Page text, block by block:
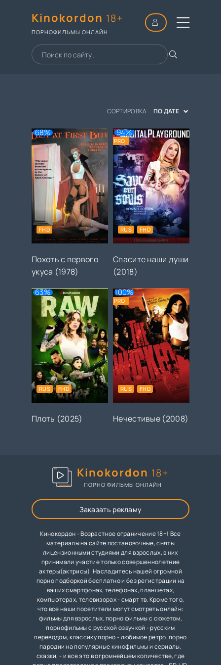
Kinokordon 18+
ПОРНОФИЛЬМЫ ОНЛАЙН
СОРТИРОВКА ПО ДАТЕ
Похоть с первого
укуса (1978)
FHD
68%
Спасите наши души
(2018)
RUS FHD
94%
PRO
Плоть (2025)
RUS FHD
63%
Нечестивые (2008)
RUS FHD
100%
PRO
Kinokordon 18+
ПОРНО ФИЛЬМЫ ОНЛАЙН
Заказать рекламу
Кинокордон - Возрастное ограничение 18+! Все
материалы на сайте постановочные, сняты
лицензионными студиями для взрослых, в них
принимали участие только совершеннолетние
актеры(актрисы). Насладитесь нашей огромной
порно подборкой бесплатно и без регистрации на
ваших смартфонах, телефонах, планшетах,
компьютерах, телевизорах - смарт тв. Кроме того,
что все наши посетители могут смотреть онлайн:
фильмы для взрослых, порно фильмы с сюжетом,
порнофильмы с русской озвучкой - русским
переводом, классику порно - любимое ретро, порно
пародии на популярные кинофильмы и сериалы,
сказки, - и все это в огромнейшем количестве, где